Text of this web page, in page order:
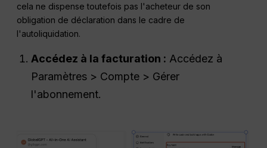
cela ne dispense toutefois pas l'acheteur de son
obligation de déclaration dans le cadre de
l'autoliquidation.
Accédez à la facturation : Accédez à
Paramètres > Compte > Gérer
l'abonnement.